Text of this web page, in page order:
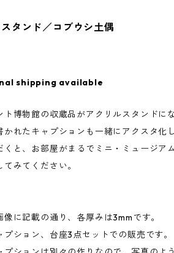
タンド／コブウシ土偶
shipping available
ト博物館の収蔵品がアクリルスタンドに
かれたキャプションも一緒にアクスタ化
くと、お部屋がまるでミニ・ミュージア
みてください。
像に記載の通り、各厚みは3mmです。
プション、台座3点セットでの販売です。